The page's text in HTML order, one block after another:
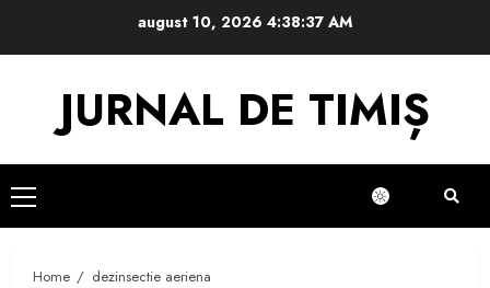
august 10, 2026 4:38:37 AM
JURNAL DE TIMIȘ
Primary
Menu
Home dezinsectie aeriena